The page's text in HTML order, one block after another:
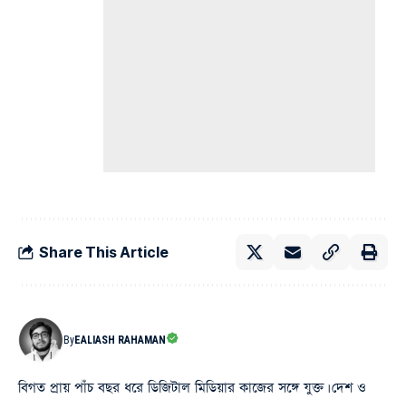
Share This Article
ByEALIASH RAHAMAN
বিগত প্রায় পাঁচ বছর ধরে ডিজিটাল মিডিয়ার কাজের সঙ্গে যুক্ত। দেশ ও